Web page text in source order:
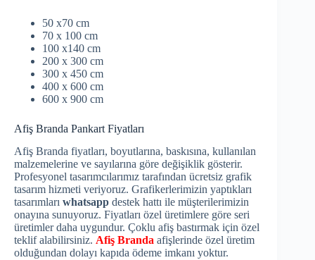
50 x70 cm
70 x 100 cm
100 x140 cm
200 x 300 cm
300 x 450 cm
400 x 600 cm
600 x 900 cm
Afiş Branda Pankart Fiyatları
Afiş Branda fiyatları, boyutlarına, baskısına, kullanılan
malzemelerine ve sayılarına göre değişiklik gösterir.
Profesyonel tasarımcılarımız tarafından ücretsiz grafik
tasarım hizmeti veriyoruz. Grafikerlerimizin yaptıkları
tasarımları whatsapp destek hattı ile müşterilerimizin
onayına sunuyoruz. Fiyatları özel üretimlere göre seri
üretimler daha uygundur. Çoklu afiş bastırmak için özel
teklif alabilirsiniz. Afiş Branda afişlerinde özel üretim
olduğundan dolayı kapıda ödeme imkanı yoktur.